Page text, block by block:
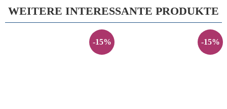
WEITERE INTERESSANTE PRODUKTE
-15% -15%